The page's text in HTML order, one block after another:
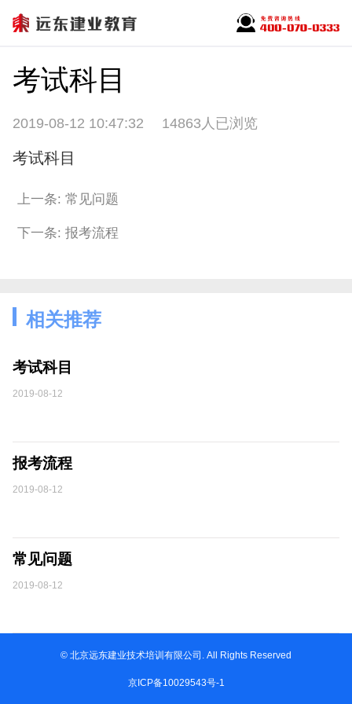
考试科目
2019-08-12 10:47:32 14863人已浏览
考试科目
上一条: 常见问题
下一条: 报考流程
相关推荐
考试科目
2019-08-12
报考流程
2019-08-12
常见问题
2019-08-12
© 北京远东建业技术培训有限公司. All Rights Reserved
京ICP备10029543号-1